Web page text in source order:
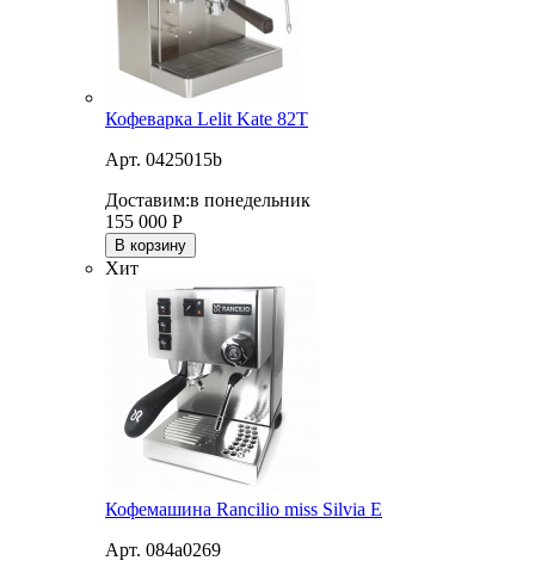
Кофеварка Lelit Kate 82T
Арт. 0425015b
Доставим:в понедельник
155 000 Р
В корзину
Хит
Кофемашина Rancilio miss Silvia E
Арт. 084a0269